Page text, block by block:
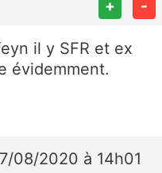
+ -
il y SFR et ex
évidemment.
08/2020 à 14h01